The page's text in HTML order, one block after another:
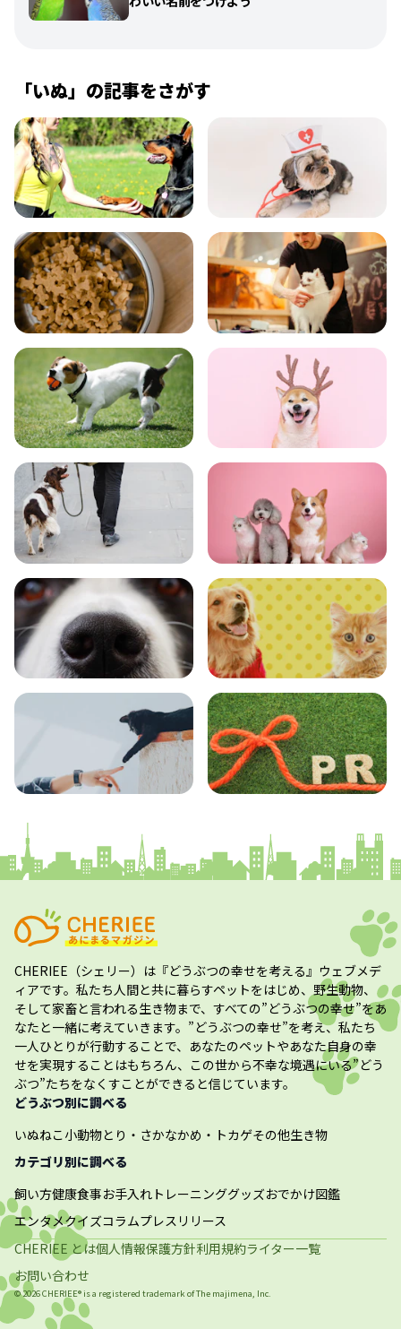
「いぬ」の記事をさがす
飼い方 健康
食事 お手入れ
トレーニング グッズ
おでかけ 図鑑
エンタメ クイズ
CHERIEE（シェリー） は『どうぶつの幸せを考える』ウェブメデ
ィアです。私たち人間と共に暮らすペットをはじめ、野生動物、
そして家畜と言われる生き物まで、すべての”どうぶつの幸せ”をあ
なたと一緒に考えていきます。”どうぶつの幸せ”を考え、私たち
一人ひとりが行動することで、あなたのペットやあなた自身の幸
せを実現することはもちろん、この世から不幸な境遇にいる”どう
ぶつ”たちをなくすことができると信じています。
どうぶつ別に調べる
いぬねこ小動物とり・さかなかめ・トカゲその他生き物
カテゴリ別に調べる
飼い方健康食事お手入れ トレーニンググッズおでかけ図鑑
エンタメクイズコラムプレスリリース
CHERIEE とは個人情報保護方針利用規約ライター一覧
お問い合わせ
©2026CHERIEE® is a registered trademark of The majimena, Inc.